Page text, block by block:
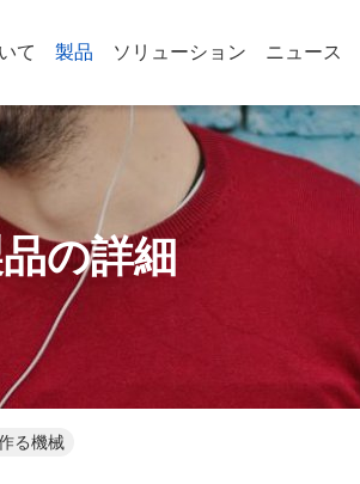
て 製品 ソリューション ニュース
の詳細
る機械